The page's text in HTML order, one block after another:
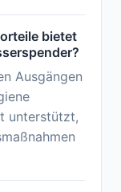
bietet
Ausgängen
unterstützt,